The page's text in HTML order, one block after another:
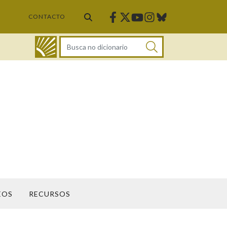
CONTACTO Facebook
Twitter
Youtube
Instagram
Bluesky
DICIONARIO
RECURSOS